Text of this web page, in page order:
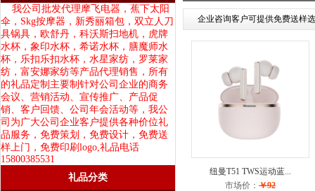
我公司批发代理摩飞电器，蕉下太阳
伞，Skg按摩器，新秀丽箱包，双立人刀
具锅具，欧舒丹，科沃斯扫地机，虎牌
水杯，象印水杯，希诺水杯，膳魔师水
杯，乐扣乐扣水杯，水星家纺，罗莱家
纺，富安娜家纺等产品代理销售，所有
的礼品定制主要制针对公司企业的商务
会议、营销活动、宣传推广、产品促
销、客户回馈、公司年会活动等，我公
司为广大公司企业客户提供各种价位礼
品服务，免费策划，免费设计，免费送
样上门，免费印刷logo,礼品电话
15800385531
礼品分类
企业咨询客户可提供免费送样
纽曼T51 TWS运动蓝...
市场价： ￥92